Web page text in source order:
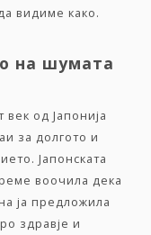
видиме како.
на шумата
од Јапонија
за долгото и
Јапонската
воочила дека
ја предложила
здравје и